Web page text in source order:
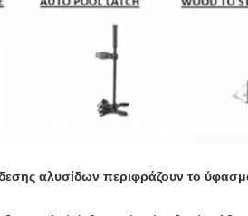
αλυσίδων περιφράζουν το